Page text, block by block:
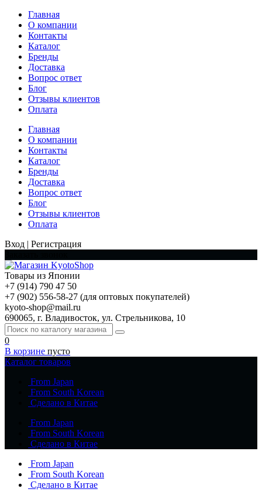
Главная
О компании
Контакты
Каталог
Бренды
Доставка
Вопрос ответ
Блог
Отзывы клиентов
Оплата
Главная
О компании
Контакты
Каталог
Бренды
Доставка
Вопрос ответ
Блог
Отзывы клиентов
Оплата
Вход | Регистрация
Товары из Японии
+7 (914) 790 47 50
+7 (902) 556-58-27 (для оптовых покупателей)
kyoto-shop@mail.ru
690065, г. Владивосток, ул. Стрельникова, 10
0
В корзине пусто
Каталог товаров
From Japan
From South Korean
Сделано в Китае
From Japan
From South Korean
Сделано в Китае
From Japan
From South Korean
Сделано в Китае